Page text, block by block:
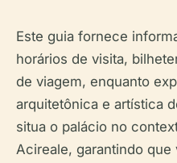
Este guia fornece
horários de visita,
de viagem, enquanto
arquitetônica e artística
situa o palácio no
Acireale, garantindo